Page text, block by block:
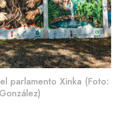
parlamento Xinka (Foto: